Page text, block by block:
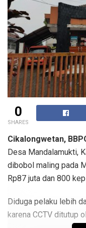
0
SHARES
Cikalongwetan,
Desa Mandalamukti,
dibobol maling pada
Rp87 juta dan 800
Diduga pelaku lebih
karena CCTV ditutup